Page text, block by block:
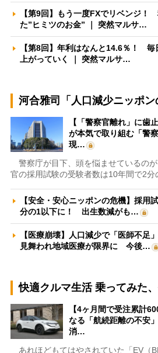
【第9回】もう一度FXでリベンジ
た”ヒミツのお金” ｜ 突然マルサ…
【第8回】年利はなんと14.6％！
上がっていく ｜ 突然マルサ…
河合雅司「人口減少ニッポン
【「警察官離れ」に歯
が本気で取り組む「警
現…
警察庁が目下、頭を悩ませているの
官の採用試験の受験者数は10年間で2分
【安全・安心ニッポンの危機】採用
分の1以下に！ 出生数減がも…
【医療崩壊】人口減少で「医師不足
見舞われ地域医療が限界に 今後…
快適クルマ生活 乗ってみた
【4ヶ月間で受注累計
なる「航続距離の不安
消…
あれほどもてはやされていた「EV（